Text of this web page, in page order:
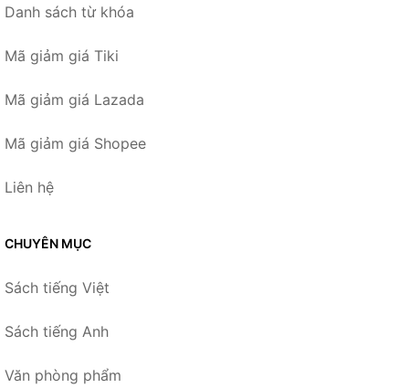
Danh sách từ khóa
Mã giảm giá Tiki
Mã giảm giá Lazada
Mã giảm giá Shopee
Liên hệ
CHUYÊN MỤC
Sách tiếng Việt
Sách tiếng Anh
Văn phòng phẩm